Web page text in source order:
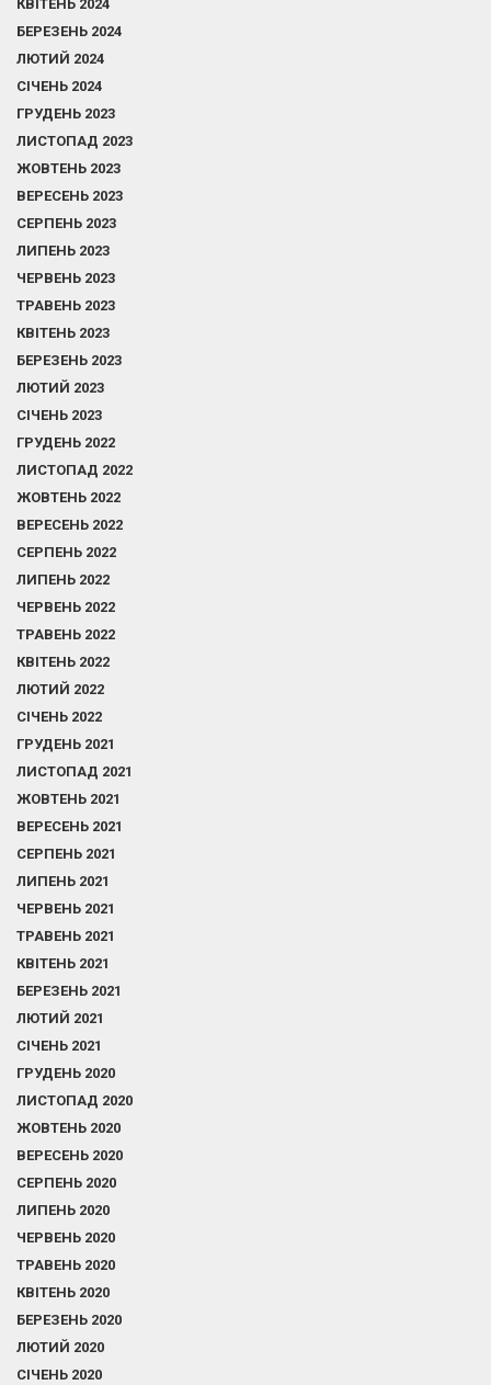
КВІТЕНЬ 2024
БЕРЕЗЕНЬ 2024
ЛЮТИЙ 2024
СІЧЕНЬ 2024
ГРУДЕНЬ 2023
ЛИСТОПАД 2023
ЖОВТЕНЬ 2023
ВЕРЕСЕНЬ 2023
СЕРПЕНЬ 2023
ЛИПЕНЬ 2023
ЧЕРВЕНЬ 2023
ТРАВЕНЬ 2023
КВІТЕНЬ 2023
БЕРЕЗЕНЬ 2023
ЛЮТИЙ 2023
СІЧЕНЬ 2023
ГРУДЕНЬ 2022
ЛИСТОПАД 2022
ЖОВТЕНЬ 2022
ВЕРЕСЕНЬ 2022
СЕРПЕНЬ 2022
ЛИПЕНЬ 2022
ЧЕРВЕНЬ 2022
ТРАВЕНЬ 2022
КВІТЕНЬ 2022
ЛЮТИЙ 2022
СІЧЕНЬ 2022
ГРУДЕНЬ 2021
ЛИСТОПАД 2021
ЖОВТЕНЬ 2021
ВЕРЕСЕНЬ 2021
СЕРПЕНЬ 2021
ЛИПЕНЬ 2021
ЧЕРВЕНЬ 2021
ТРАВЕНЬ 2021
КВІТЕНЬ 2021
БЕРЕЗЕНЬ 2021
ЛЮТИЙ 2021
СІЧЕНЬ 2021
ГРУДЕНЬ 2020
ЛИСТОПАД 2020
ЖОВТЕНЬ 2020
ВЕРЕСЕНЬ 2020
СЕРПЕНЬ 2020
ЛИПЕНЬ 2020
ЧЕРВЕНЬ 2020
ТРАВЕНЬ 2020
КВІТЕНЬ 2020
БЕРЕЗЕНЬ 2020
ЛЮТИЙ 2020
СІЧЕНЬ 2020